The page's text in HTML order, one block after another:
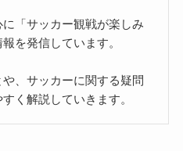
に「サッカー観戦が楽しみ
を発信しています。
、サッカーに関する疑問
く解説していきます。